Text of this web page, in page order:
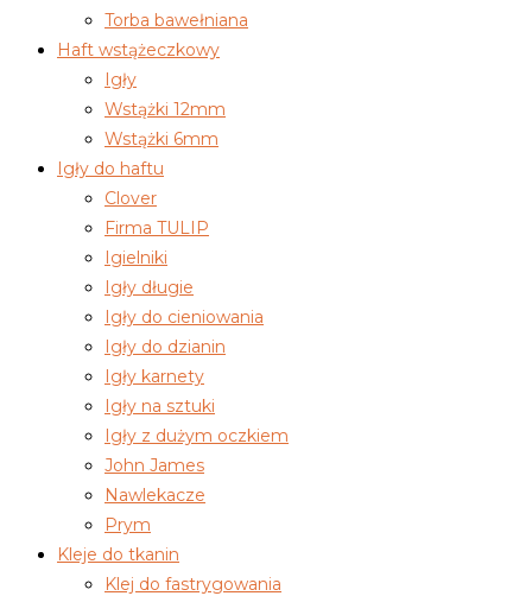
Torba bawełniana
Haft wstążeczkowy
Igły
Wstążki 12mm
Wstążki 6mm
Igły do haftu
Clover
Firma TULIP
Igielniki
Igły długie
Igły do cieniowania
Igły do dzianin
Igły karnety
Igły na sztuki
Igły z dużym oczkiem
John James
Nawlekacze
Prym
Kleje do tkanin
Klej do fastrygowania